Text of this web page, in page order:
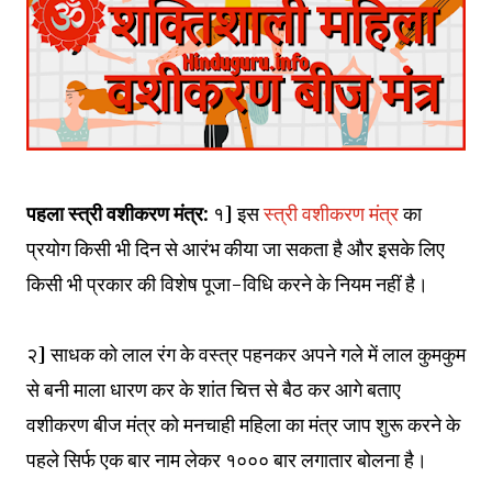
पहला स्त्री वशीकरण मंत्र: १] इसस्त्री वशीकरण मंत्रका
प्रयोग किसी भी दिन से आरंभ कीया जा सकता है और इसके लिए
किसी भी प्रकार की विशेष पूजा-विधि करने के नियम नहीं है।
२] साधक को लाल रंग के वस्त्र पहनकर अपने गले में लाल कुमकुम
से बनी माला धारण कर के शांत चित्त से बैठ कर आगे बताए
वशीकरण बीज मंत्र को मनचाही महिला का मंत्र जाप शुरू करने के
पहले सिर्फ एक बार नाम लेकर १००० बार लगातार बोलना है।